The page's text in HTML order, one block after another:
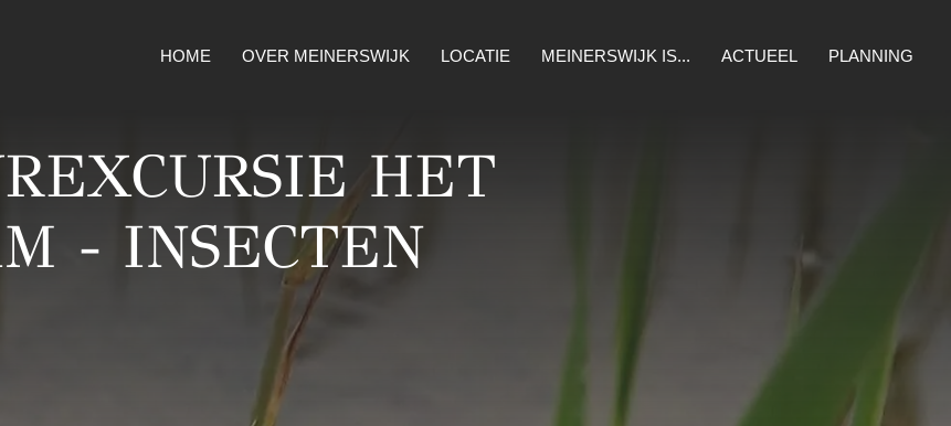
HOME OVER MEINERSWIJK LOCATIE MEINERSWIJK IS... ACTUEEL PLANNING
HET
- INSECTEN